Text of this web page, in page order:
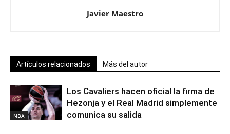
Javier Maestro
Artículos relacionados Más del autor
NBA
Los Cavaliers hacen oficial la firma de
Hezonja y el Real Madrid simplemente
comunica su salida